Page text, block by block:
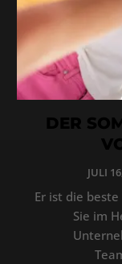
DER
JULI
Er ist die
Sie im